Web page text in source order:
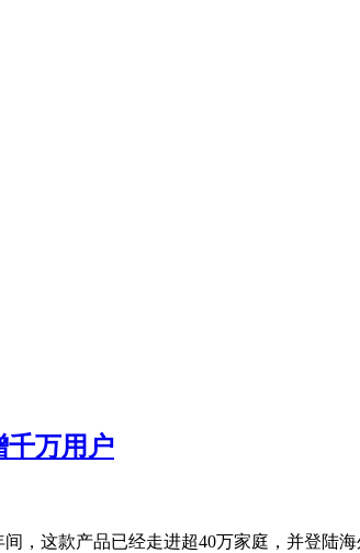
千万用户
，这款产品已经走进超40万家庭，并登陆海